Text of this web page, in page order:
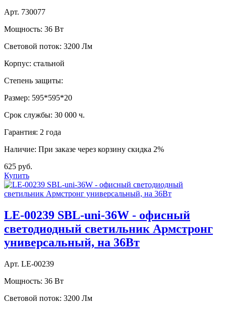
Арт. 730077
Мощность: 36 Вт
Световой поток: 3200 Лм
Корпус: стальной
Степень защиты:
Размер: 595*595*20
Срок службы: 30 000 ч.
Гарантия: 2 года
Наличие: При заказе через корзину скидка 2%
625 руб.
Купить
LE-00239 SBL-uni-36W - офисный
светодиодный светильник Армстронг
универсальный, на 36Вт
Арт. LE-00239
Мощность: 36 Вт
Световой поток: 3200 Лм